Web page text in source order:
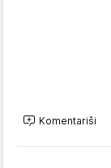
Komentariši